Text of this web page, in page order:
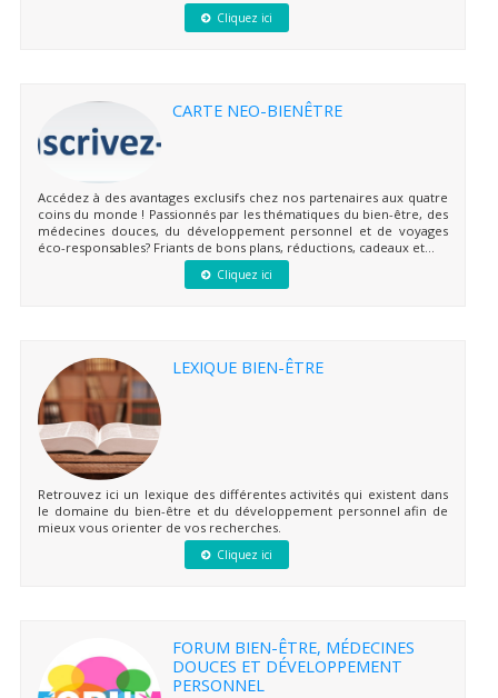
Cliquez ici
CARTE NEO-BIENÊTRE
Accédez à des avantages exclusifs chez nos partenaires aux quatre
coins du monde ! Passionnés par les thématiques du bien-être, des
médecines douces, du développement personnel et de voyages
éco-responsables? Friants de bons plans, réductions, cadeaux et...
Cliquez ici
LEXIQUE BIEN-ÊTRE
Retrouvez ici un lexique des différentes activités qui existent dans
le domaine du bien-être et du développement personnel afin de
mieux vous orienter de vos recherches.
Cliquez ici
FORUM BIEN-ÊTRE, MÉDECINES
DOUCES ET DÉVELOPPEMENT
PERSONNEL